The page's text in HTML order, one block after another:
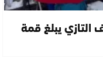
التازي يبلغ قمة